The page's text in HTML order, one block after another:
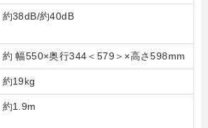
約38dB/約40dB
約 幅550×奥行344＜579＞×高さ598mm
約19kg
約1.9m